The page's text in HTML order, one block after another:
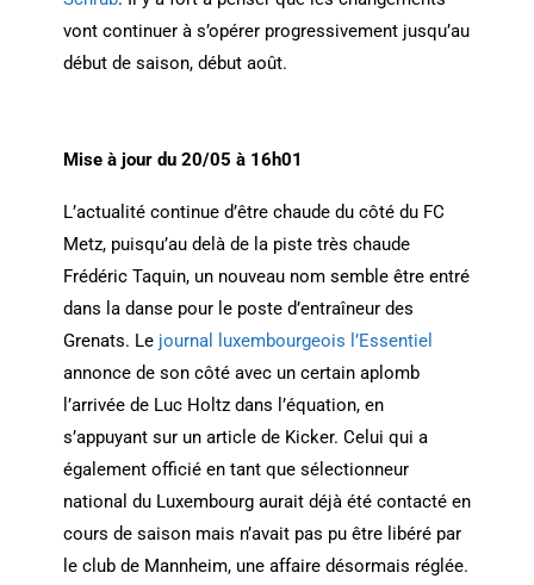
vont continuer à s’opérer progressivement jusqu’au
début de saison, début août.
Mise à jour du 20/05 à 16h01
L’actualité continue d’être chaude du côté du FC
Metz, puisqu’au delà de la piste très chaude
Frédéric Taquin, un nouveau nom semble être entré
dans la danse pour le poste d’entraîneur des
Grenats. Le journal luxembourgeois l’Essentiel
annonce de son côté avec un certain aplomb
l’arrivée de Luc Holtz dans l’équation, en
s’appuyant sur un article de Kicker. Celui qui a
également officié en tant que sélectionneur
national du Luxembourg aurait déjà été contacté en
cours de saison mais n’avait pas pu être libéré par
le club de Mannheim, une affaire désormais réglée.